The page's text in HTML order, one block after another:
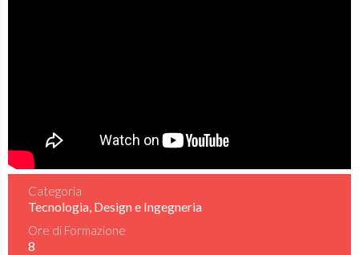
Categoria
Tecnologia, Design e Ingegneria
Ore di Formazione
8